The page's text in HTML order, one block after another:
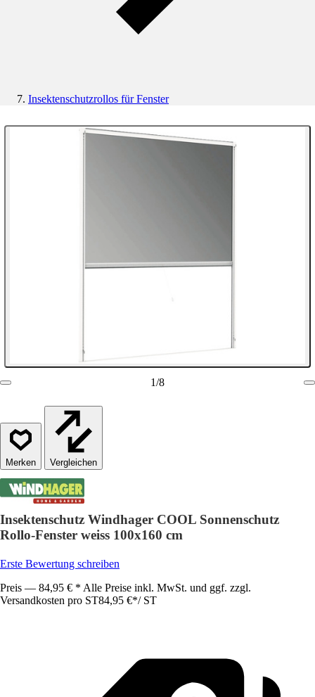
Insektenschutzrollos für Fenster
1/8
Vergleichen
Insektenschutz Windhager COOL Sonnenschutz
Rollo-Fenster weiss 100x160 cm
Erste Bewertung schreiben
Preis — 84,95 € * Alle Preise inkl. MwSt. und ggf. zzgl.
Versandkosten pro ST84,95 €*/ ST